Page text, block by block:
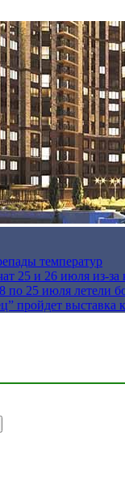
температур
25 и 26 июля из-
по 25 июля летели
пройдет выставка